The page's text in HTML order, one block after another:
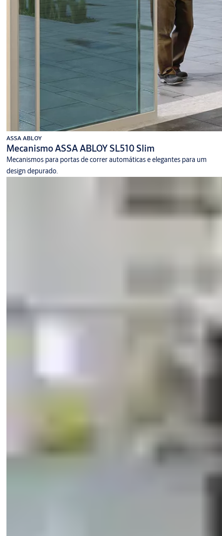
ASSA ABLOY
Mecanismo ASSA ABLOY SL510 Slim
Mecanismos para portas de correr automáticas e elegantes para um
design depurado.